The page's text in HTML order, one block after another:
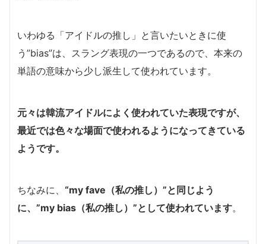
いわゆる「アイドルの推し」と言いたいときに使
う”bias”は、スラング表現の一つであるので、本来の
単語の意味から少し派生して使われています。
元々は韓流アイドルによく使われていた表現ですが、
最近では色々な場面で使われるようになってきている
ようです。
ちなみに、 “my fave（私の推し）”と同じよう
に、”my bias（私の推し）”として使われています。